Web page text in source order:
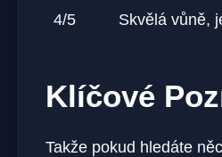
4/5 Skvělá vůně,
Klíčové
Takže pokud hledáte